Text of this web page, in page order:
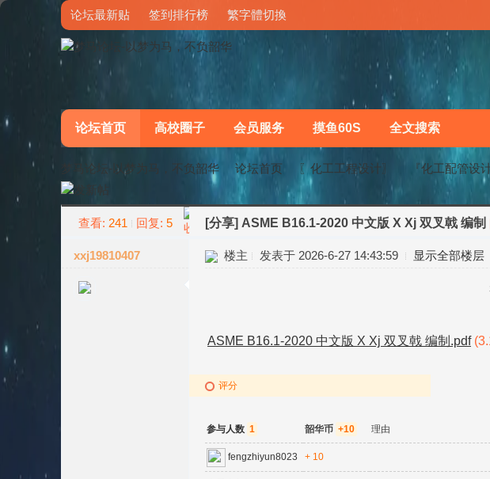
论坛最新贴 签到排行榜 繁字體切換
论坛首页 高校圈子 会员服务 摸鱼60S 全文搜索
梦马论坛-以梦为马，不负韶华 论坛首页 〖化工工程设计〗 『化工配管设
查看: 241 回复: 5 [分享] ASME B16.1-2020 中文版 X Xj 双叉戟 编制
xxj19810407 楼主 发表于 2026-6-27 14:43:59 显示全部楼层
ASME B16.1-2020 中文版 X Xj 双叉戟 编制.pdf
评分
参与人数 1 韶华币 +10 理由
fengzhiyun8023 + 10